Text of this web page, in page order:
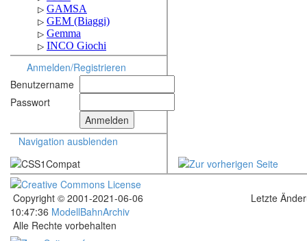
Anmelden/Registrieren
Benutzername
Passwort
Navigation ausblenden
Copyright © 2001-2021-06-06
10:47:36 ModellBahnArchiv
Letzte
Alle Rechte vorbehalten